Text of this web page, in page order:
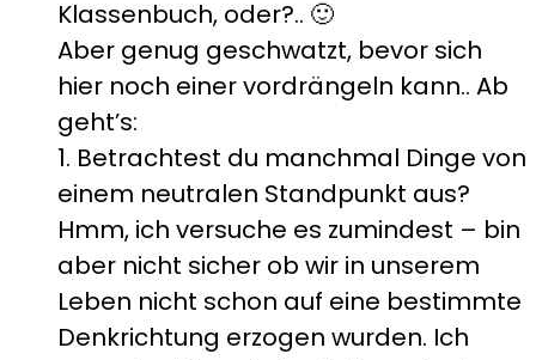
Klassenbuch, oder?.. 🙂
Aber genug geschwatzt, bevor sich
hier noch einer vordrängeln kann.. Ab
geht’s:
1. Betrachtest du manchmal Dinge von
einem neutralen Standpunkt aus?
Hmm, ich versuche es zumindest – bin
aber nicht sicher ob wir in unserem
Leben nicht schon auf eine bestimmte
Denkrichtung erzogen wurden. Ich